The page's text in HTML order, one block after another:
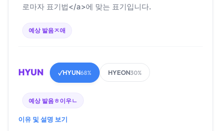
로마자 표기법</a>에 맞는 표기입니다.
예상 발음ㅈ애
HYUN ✓HYUN68% HYEON30%
예상 발음ㅎ이우ㄴ
이유 및 설명 보기